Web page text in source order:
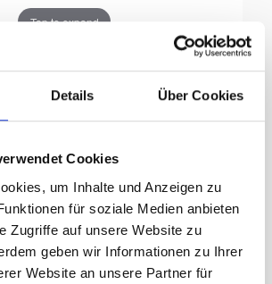
Details Über Cookies
Cookies
um Inhalte und Anzeigen zu
für soziale Medien anbieten
Zugriffe auf unsere Website zu
geben wir Informationen zu Ihrer
Website an unsere Partner für
Tap to expand
x 225 cm
Lieferzeit Tage:ca. 5-7 Arbeitstage